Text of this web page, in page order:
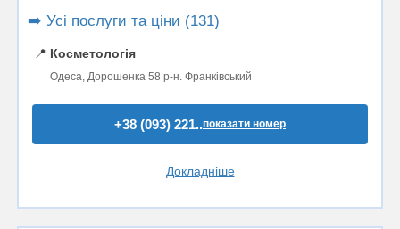
➡️ Усі послуги та ціни (131)
📍 Косметологія
Одеса, Дорошенка 58 р-н. Франківський
+38 (093) 221..показати номер
Докладніше